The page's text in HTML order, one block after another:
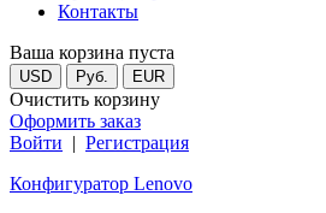
Контакты
Ваша корзина пуста
USD Руб. EUR
Очистить корзину
Оформить заказ
Войти | Регистрация
Конфигуратор Lenovo